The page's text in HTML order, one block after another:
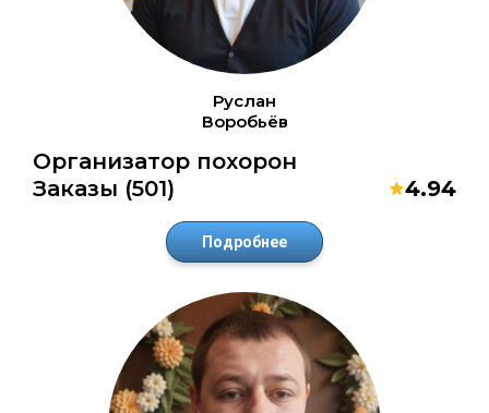
Руслан
Воробьёв
Организатор похорон
Заказы (501)
4.94
Подробнее